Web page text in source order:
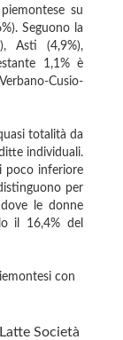
su
Seguono la
Asti (4,9%),
1,1% è
Cusio-
totalità da
individuali.
poco inferiore
per
dove le donne
il 16,4% del
con
Società